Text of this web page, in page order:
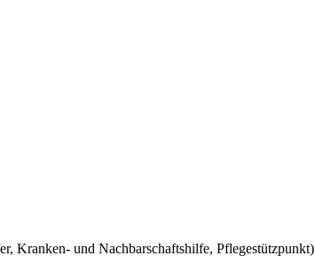
Kranken- und Nachbarschaftshilfe, Pflegestützpunkt)